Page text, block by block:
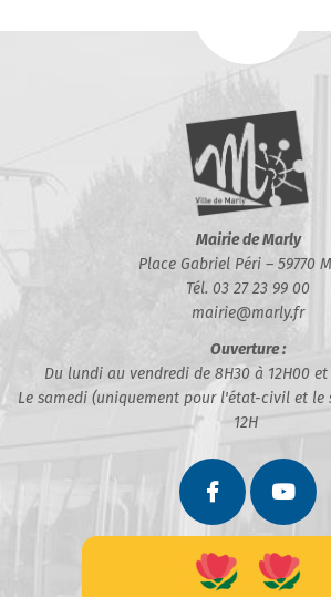
Mairie de Marly
Place Gabriel Péri – 59770
Tél. 03 27 23 99 00
mairie@marly.fr
Ouverture :
Du lundi au vendredi de 8H30 à 12H00 et
Le samedi (uniquement pour l'état-civil et le
12H